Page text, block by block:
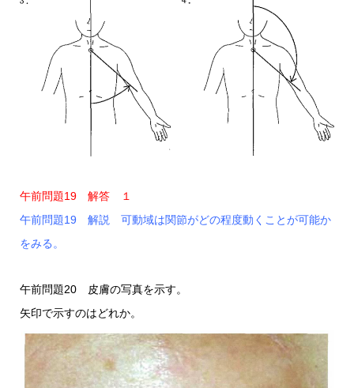
午前問題19 解答 １
午前問題19 解説 可動域は関節がどの程度動くことが可能か
をみる。
午前問題20 皮膚の写真を示す。
矢印で示すのはどれか。